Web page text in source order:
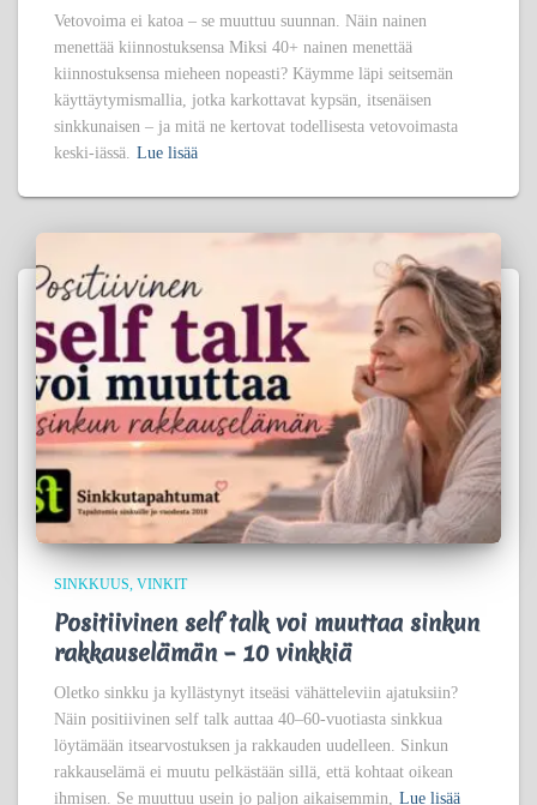
Vetovoima ei katoa – se muuttuu suunnan. Näin nainen
menettää kiinnostuksensa Miksi 40+ nainen menettää
kiinnostuksensa mieheen nopeasti? Käymme läpi seitsemän
käyttäytymismallia, jotka karkottavat kypsän, itsenäisen
sinkkunaisen – ja mitä ne kertovat todellisesta vetovoimasta
keski-iässä. Lue lisää
SINKKUUS VINKIT
Positiivinen self talk voi muuttaa sinkun
rakkauselämän – 10 vinkkiä
Oletko sinkku ja kyllästynyt itseäsi vähätteleviin ajatuksiin?
Näin positiivinen self talk auttaa 40–60-vuotiasta sinkkua
löytämään itsearvostuksen ja rakkauden uudelleen. Sinkun
rakkauselämä ei muutu pelkästään sillä, että kohtaat oikean
ihmisen. Se muuttuu usein jo paljon aikaisemmin,
Lue lisää